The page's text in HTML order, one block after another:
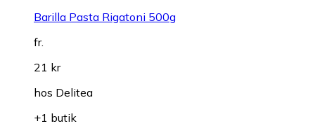
Barilla Pasta Rigatoni 500g
fr.
21 kr
hos Delitea
+1 butik